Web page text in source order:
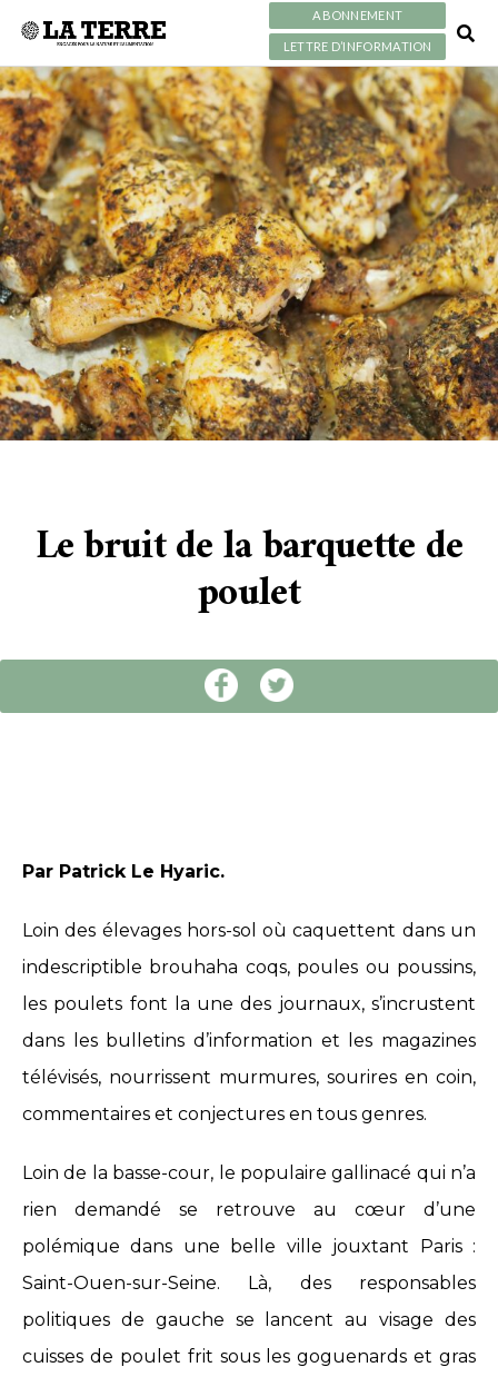
ABONNEMENT
LETTRE D’INFORMATION
Le bruit de la barquette de
poulet
Par Patrick Le Hyaric.
Loin des élevages hors-sol où caquettent dans un
indescriptible brouhaha coqs, poules ou poussins,
les poulets font la une des journaux, s’incrustent
dans les bulletins d’information et les magazines
télévisés, nourrissent murmures, sourires en coin,
commentaires et conjectures en tous genres.
Loin de la basse-cour, le populaire gallinacé qui n’a
rien demandé se retrouve au cœur d’une
polémique dans une belle ville jouxtant Paris :
Saint-Ouen-sur-Seine. Là, des responsables
politiques de gauche se lancent au visage des
cuisses de poulet frit sous les goguenards et gras